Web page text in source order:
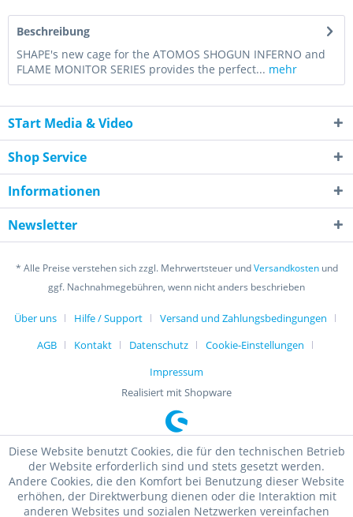
Beschreibung
SHAPE's new cage for the ATOMOS SHOGUN INFERNO and
FLAME MONITOR SERIES provides the perfect... mehr
STart Media & Video
Shop Service
Informationen
Newsletter
* Alle Preise verstehen sich zzgl. Mehrwertsteuer undVersandkostenund
ggf. Nachnahmegebühren, wenn nicht anders beschrieben
Über uns Hilfe / Support
Versand und Zahlungsbedingungen
AGB
Kontakt Datenschutz
Cookie-Einstellungen
Impressum
Realisiert mit Shopware
Diese Website benutzt Cookies, die für den technischen Betrieb
der Website erforderlich sind und stets gesetzt werden.
Andere Cookies, die den Komfort bei Benutzung dieser Website
erhöhen, der Direktwerbung dienen oder die Interaktion mit
anderen Websites und sozialen Netzwerken vereinfachen